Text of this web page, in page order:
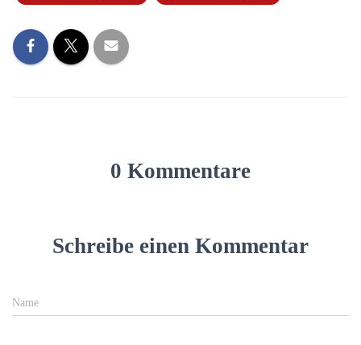
0 Kommentare
Schreibe einen Kommentar
Name